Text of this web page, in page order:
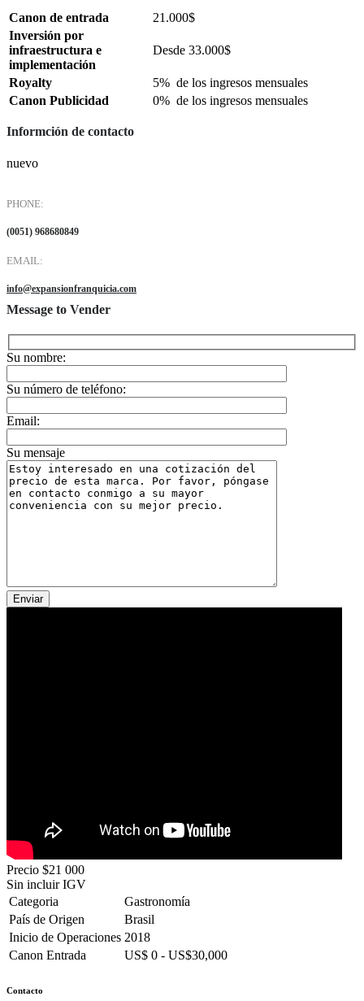
Canon de entrada
21.000$
Inversión por
infraestructura e
implementación
Desde 33.000$
Royalty
5% de los ingresos mensuales
Canon Publicidad
0% de los ingresos mensuales
Informción de contacto
nuevo
PHONE:
(0051) 968680849
EMAIL:
info@expansionfranquicia.com
Message to Vender
Su nombre:
Su número de teléfono:
Email:
Su mensaje
Precio $21 000
Sin incluir IGV
Categoria
Gastronomía
País de Origen
Brasil
Inicio de Operaciones 2018
Canon Entrada
US$ 0 - US$30,000
Contacto